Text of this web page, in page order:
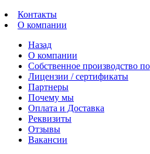
Контакты
О компании
Назад
О компании
Собственное производство
Лицензии / сертификаты
Партнеры
Почему мы
Оплата и Доставка
Реквизиты
Отзывы
Вакансии